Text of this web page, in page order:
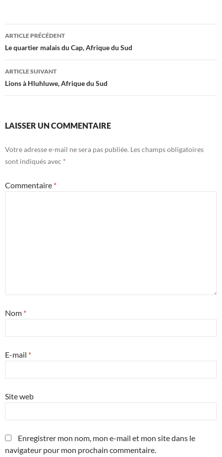
Navigation
des
articles
ARTICLE PRÉCÉDENT
Le quartier malais du Cap, Afrique du Sud
ARTICLE SUIVANT
Lions à Hluhluwe, Afrique du Sud
LAISSER UN COMMENTAIRE
Votre adresse e-mail ne sera pas publiée. Les champs obligatoires
sont indiqués avec *
Commentaire *
Nom *
E-mail *
Site web
Enregistrer mon nom, mon e-mail et mon site dans le
navigateur pour mon prochain commentaire.